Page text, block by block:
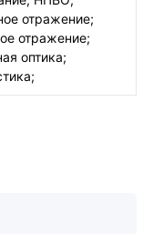
отражение;
отражение;
оптика;